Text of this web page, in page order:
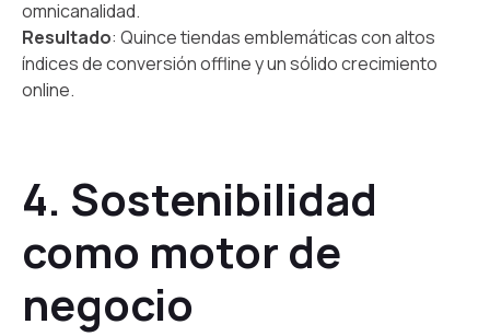
omnicanalidad.
Resultado: Quince tiendas emblemáticas con altos
índices de conversión offline y un sólido crecimiento
online.
4. Sostenibilidad
como motor de
negocio